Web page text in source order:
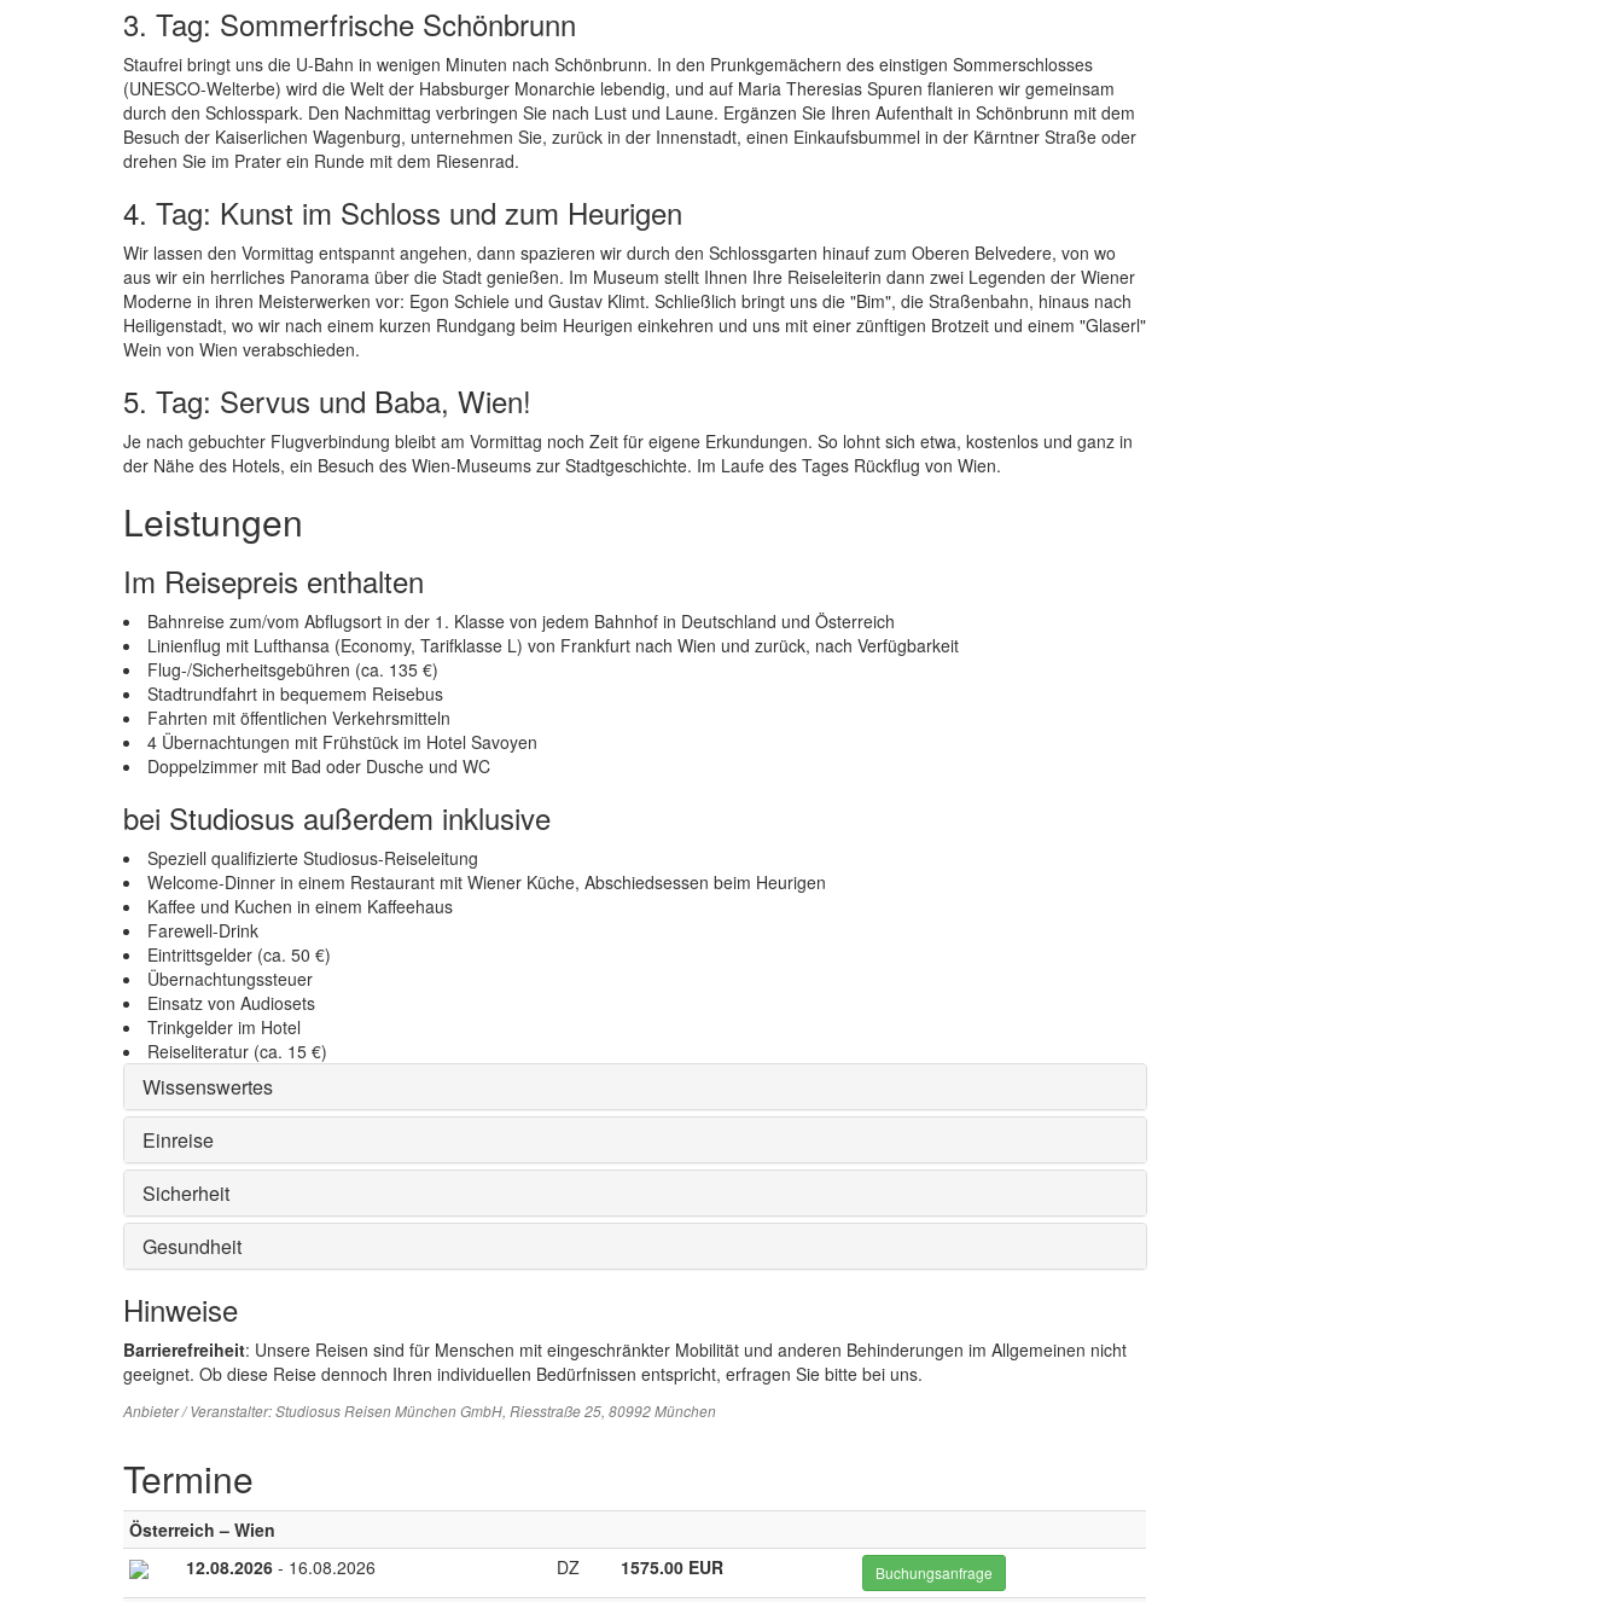
3. Tag: Sommerfrische Schönbrunn
Staufrei bringt uns die U-Bahn in wenigen Minuten nach Schönbrunn. In den Prunkgemächern des einstigen Sommerschlosses
(UNESCO-Welterbe) wird die Welt der Habsburger Monarchie lebendig, und auf Maria Theresias Spuren flanieren wir gemeinsam
durch den Schlosspark. Den Nachmittag verbringen Sie nach Lust und Laune. Ergänzen Sie Ihren Aufenthalt in Schönbrunn mit dem
Besuch der Kaiserlichen Wagenburg, unternehmen Sie, zurück in der Innenstadt, einen Einkaufsbummel in der Kärntner Straße oder
drehen Sie im Prater ein Runde mit dem Riesenrad.
4. Tag: Kunst im Schloss und zum Heurigen
Wir lassen den Vormittag entspannt angehen, dann spazieren wir durch den Schlossgarten hinauf zum Oberen Belvedere, von wo
aus wir ein herrliches Panorama über die Stadt genießen. Im Museum stellt Ihnen Ihre Reiseleiterin dann zwei Legenden der Wiener
Moderne in ihren Meisterwerken vor: Egon Schiele und Gustav Klimt. Schließlich bringt uns die "Bim", die Straßenbahn, hinaus nach
Heiligenstadt, wo wir nach einem kurzen Rundgang beim Heurigen einkehren und uns mit einer zünftigen Brotzeit und einem "Glaserl"
Wein von Wien verabschieden.
5. Tag: Servus und Baba, Wien!
Je nach gebuchter Flugverbindung bleibt am Vormittag noch Zeit für eigene Erkundungen. So lohnt sich etwa, kostenlos und ganz in
der Nähe des Hotels, ein Besuch des Wien-Museums zur Stadtgeschichte. Im Laufe des Tages Rückflug von Wien.
Leistungen
Im Reisepreis enthalten
Bahnreise zum/vom Abflugsort in der 1. Klasse von jedem Bahnhof in Deutschland und Österreich
Linienflug mit Lufthansa (Economy, Tarifklasse L) von Frankfurt nach Wien und zurück, nach Verfügbarkeit
Flug-/Sicherheitsgebühren (ca. 135 €)
Stadtrundfahrt in bequemem Reisebus
Fahrten mit öffentlichen Verkehrsmitteln
4 Übernachtungen mit Frühstück im Hotel Savoyen
Doppelzimmer mit Bad oder Dusche und WC
bei Studiosus außerdem inklusive
Speziell qualifizierte Studiosus-Reiseleitung
Welcome-Dinner in einem Restaurant mit Wiener Küche, Abschiedsessen beim Heurigen
Kaffee und Kuchen in einem Kaffeehaus
Farewell-Drink
Eintrittsgelder (ca. 50 €)
Übernachtungssteuer
Einsatz von Audiosets
Trinkgelder im Hotel
Reiseliteratur (ca. 15 €)
Wissenswertes
Einreise
Sicherheit
Gesundheit
Hinweise
Barrierefreiheit: Unsere Reisen sind für Menschen mit eingeschränkter Mobilität und anderen Behinderungen im Allgemeinen nicht
geeignet. Ob diese Reise dennoch Ihren individuellen Bedürfnissen entspricht, erfragen Sie bitte bei uns.
Anbieter / Veranstalter:Studiosus Reisen München GmbH, Riesstraße 25, 80992 München
Termine
Österreich – Wien
12.08.2026 - 16.08.2026 DZ 1575.00 EUR Buchungsanfrage